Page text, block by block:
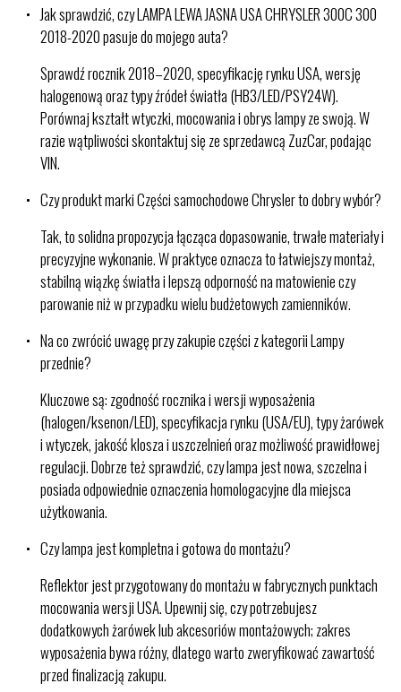
Jak sprawdzić, czy LAMPA LEWA JASNA USA CHRYSLER 300C 300
2018-2020 pasuje do mojego auta?
Sprawdź rocznik 2018–2020, specyfikację rynku USA, wersję
halogenową oraz typy źródeł światła (HB3/LED/PSY24W).
Porównaj kształt wtyczki, mocowania i obrys lampy ze swoją. W
razie wątpliwości skontaktuj się ze sprzedawcą ZuzCar, podając
VIN.
Czy produkt marki Części samochodowe Chrysler to dobry wybór?
Tak, to solidna propozycja łącząca dopasowanie, trwałe materiały i
precyzyjne wykonanie. W praktyce oznacza to łatwiejszy montaż,
stabilną wiązkę światła i lepszą odporność na matowienie czy
parowanie niż w przypadku wielu budżetowych zamienników.
Na co zwrócić uwagę przy zakupie części z kategorii Lampy
przednie?
Kluczowe są: zgodność rocznika i wersji wyposażenia
(halogen/ksenon/LED), specyfikacja rynku (USA/EU), typy żarówek
i wtyczek, jakość klosza i uszczelnień oraz możliwość prawidłowej
regulacji. Dobrze też sprawdzić, czy lampa jest nowa, szczelna i
posiada odpowiednie oznaczenia homologacyjne dla miejsca
użytkowania.
Czy lampa jest kompletna i gotowa do montażu?
Reflektor jest przygotowany do montażu w fabrycznych punktach
mocowania wersji USA. Upewnij się, czy potrzebujesz
dodatkowych żarówek lub akcesoriów montażowych; zakres
wyposażenia bywa różny, dlatego warto zweryfikować zawartość
przed finalizacją zakupu.